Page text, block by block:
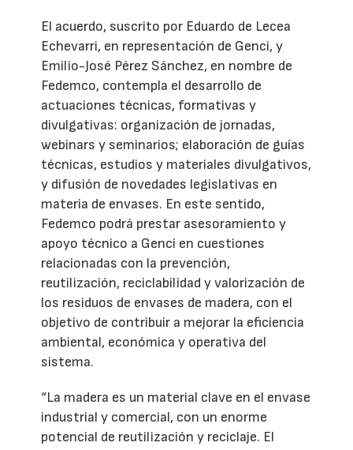
El acuerdo, suscrito por Eduardo de Lecea
Echevarri, en representación de Genci, y
Emilio-José Pérez Sánchez, en nombre de
Fedemco, contempla el desarrollo de
actuaciones técnicas, formativas y
divulgativas: organización de jornadas,
webinars y seminarios; elaboración de guías
técnicas, estudios y materiales divulgativos,
y difusión de novedades legislativas en
materia de envases. En este sentido,
Fedemco podrá prestar asesoramiento y
apoyo técnico a Genci en cuestiones
relacionadas con la prevención,
reutilización, reciclabilidad y valorización de
los residuos de envases de madera, con el
objetivo de contribuir a mejorar la eficiencia
ambiental, económica y operativa del
sistema.
“La madera es un material clave en el envase
industrial y comercial, con un enorme
potencial de reutilización y reciclaje. El